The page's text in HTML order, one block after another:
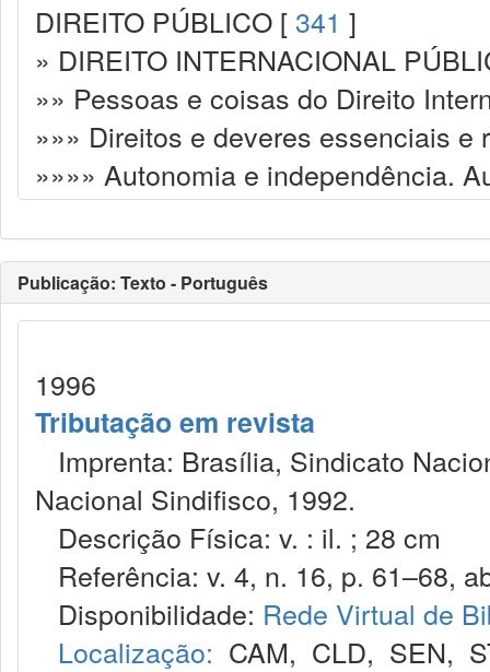
DIREITO PÚBLICO [ 341 ]
» DIREITO INTERNACIONAL
»» Pessoas e coisas do Direito
»»» Direitos e deveres essenciais
»»»» Autonomia e independência.
Publicação: Texto - Português
1996
Tributação em revista
Imprenta: Brasília, Sindicato
Nacional Sindifisco, 1992.
Descrição Física: v. : il. ; 28 cm
Referência: v. 4, n. 16, p. 61–68,
Disponibilidade: Rede Virtual de
Localização: CAM, CLD, SEN,